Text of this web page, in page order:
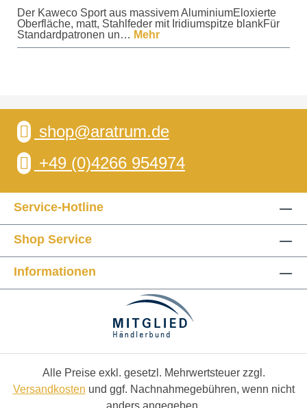
Der Kaweco Sport aus massivem AluminiumEloxierte
Oberfläche, matt, Stahlfeder mit Iridiumspitze blankFür
Standardpatronen un… Mehr
shop@aratrum.de
+49 (0)4266 954974
Service-Hotline
Shop Service
Informationen
Alle Preise exkl. gesetzl. Mehrwertsteuer zzgl.
Versandkosten und ggf. Nachnahmegebühren, wenn nicht
anders angegeben.